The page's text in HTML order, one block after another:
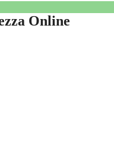
Online